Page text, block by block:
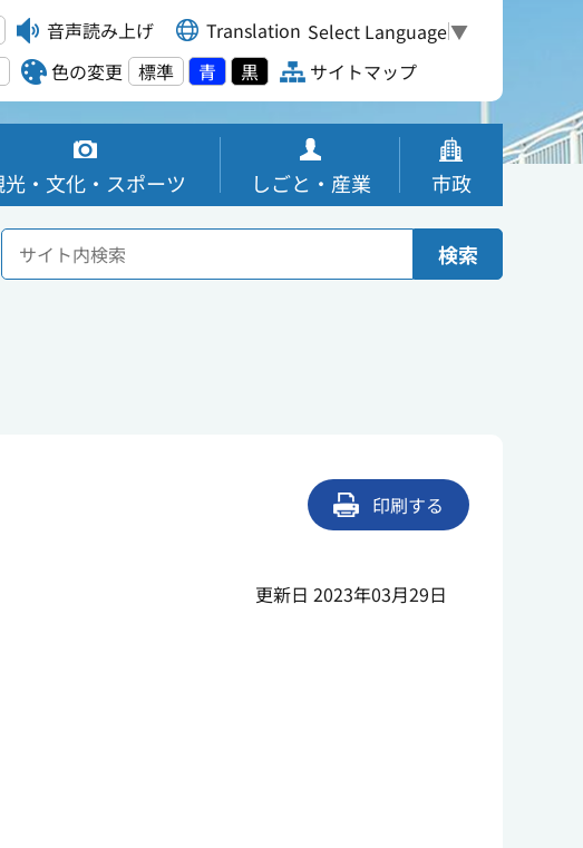
音声読み上げ Translation Select Language▼
色の変更 標準 青 黒 サイトマップ
光・文化・スポーツ しごと・産業 市政
検索
印刷する
更新日 2023年03月29日